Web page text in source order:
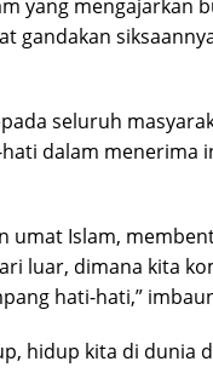
yang mengajarkan
gandakan
seluruh
dalam menerima
umat Islam,
luar, dimana kita
hati-hati,”
hidup kita di dunia